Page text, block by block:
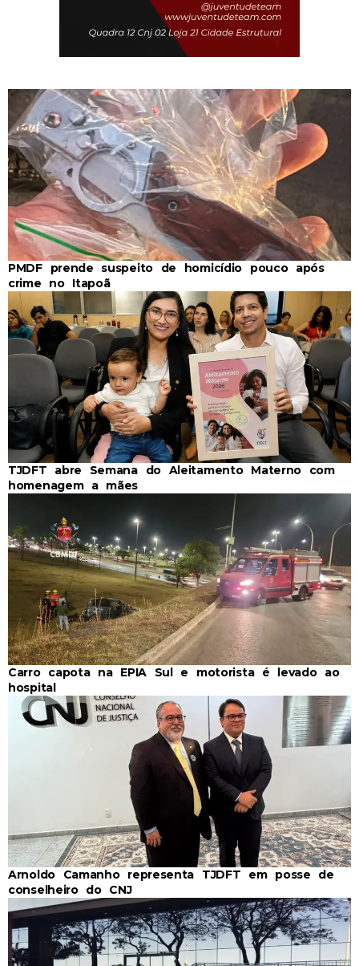
PMDF prende suspeito de homicídio pouco após
crime no Itapoã
TJDFT abre Semana do Aleitamento Materno com
homenagem a mães
Carro capota na EPIA Sul e motorista é levado ao
hospital
Arnoldo Camanho representa TJDFT em posse de
conselheiro do CNJ